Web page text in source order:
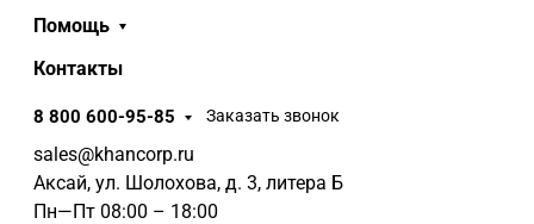
Помощь
Контакты
8 800 600-95-85 Заказать звонок
sales@khancorp.ru
Аксай, ул. Шолохова, д. 3, литера Б
Пн—Пт 08:00 – 18:00